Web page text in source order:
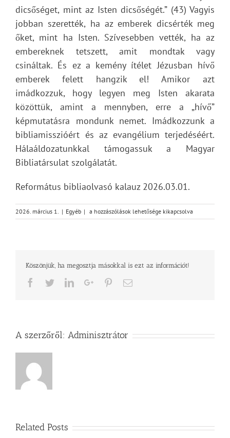
dicsőséget, mint az Isten dicsőségét.” (43) Vagyis
jobban szerették, ha az emberek dicsérték meg
őket, mint ha Isten. Szívesebben vették, ha az
embereknek tetszett, amit mondtak vagy
csináltak. És ez a kemény ítélet Jézusban hívő
emberek felett hangzik el! Amikor azt
imádkozzuk, hogy legyen meg Isten akarata
közöttük, amint a mennyben, erre a „hívő”
képmutatásra mondunk nemet. Imádkozzunk a
bibliamisszióért és az evangélium terjedéséért.
Hálaáldozatunkkal támogassuk a Magyar
Bibliatársulat szolgálatát.
Református bibliaolvasó kalauz 2026.03.01.
2026. március 1. | Egyéb | Vasárnapi
üzenet
bejegyzéshez
a hozzászólások lehetősége kikapcsolva
Köszönjük, ha megosztja másokkal is ezt az információt!
Facebook
TwitterLinkedInGoogle+PinterestEmail
A szerzőről: Adminisztrátor
Related Posts